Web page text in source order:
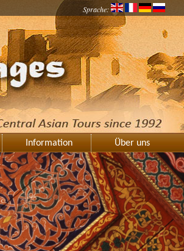
Sprache:
Information Über uns